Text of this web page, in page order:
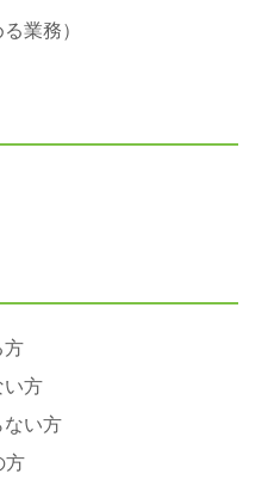
業務）
方
い方
ない方
方